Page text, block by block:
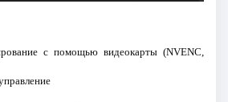
с помощью видеокарты (NVENC,